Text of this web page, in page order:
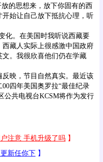
的思想来，放下你固有的西
始让自己放下抵抗心理，听
。在美国时我听说西藏要
藏人实际上很感激中国政府
。我很欣喜他们仍在学藏
映，节目自然真实。最近该
四年美国奥罗拉“最佳纪录
公共电视台KCSM将作为发行